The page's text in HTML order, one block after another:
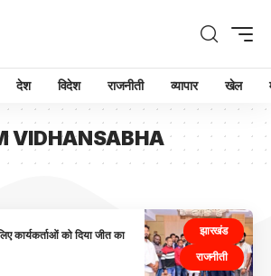
देश विदेश राजनीती व्यापार खेल
VIDHANSABHA
झारखंड
राजनीती
कार्यकर्ताओं को दिया जीत का